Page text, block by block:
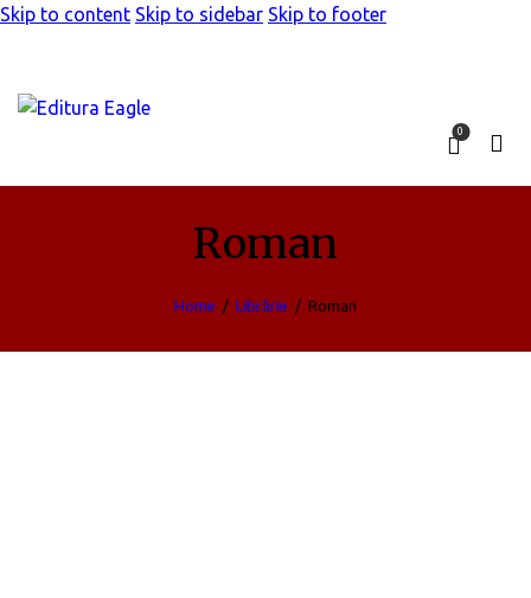
Skip to content Skip to sidebar Skip to footer
0
Roman
Home Librărie Roman